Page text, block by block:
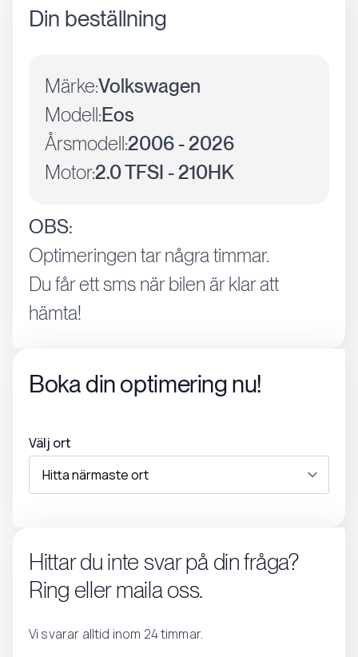
Din beställning
Märke:Volkswagen
Modell:Eos
Årsmodell:2006 - 2026
Motor:2.0 TFSI - 210HK
OBS:
Optimeringen tar några timmar.
Du får ett sms när bilen är klar att
hämta!
Boka din optimering nu!
Välj ort
Hittar du inte svar på din fråga?
Ring eller maila oss.
Vi svarar alltid inom 24 timmar.